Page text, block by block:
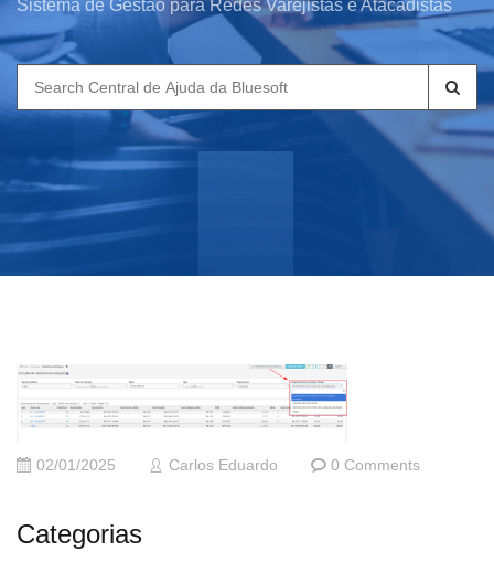
Sistema de Gestão para Redes Varejistas e Atacadistas
Search
for:
02/01/2025 Carlos Eduardo 0 Comments
Categorias